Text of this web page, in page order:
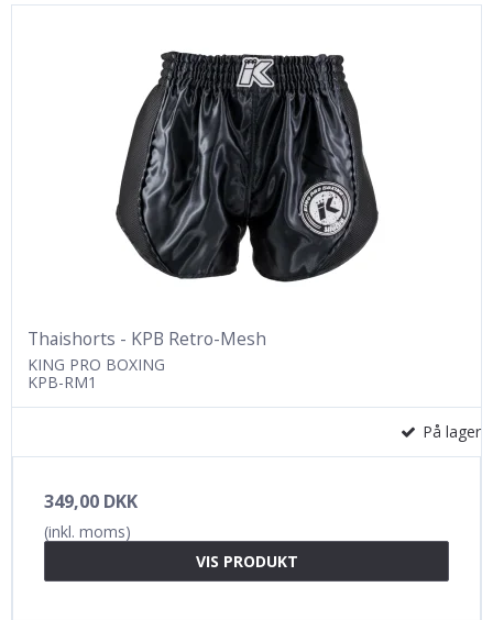
Thaishorts - KPB Retro-Mesh
KING PRO BOXING
KPB-RM1
På lager
349,00 DKK
(inkl. moms)
VIS PRODUKT